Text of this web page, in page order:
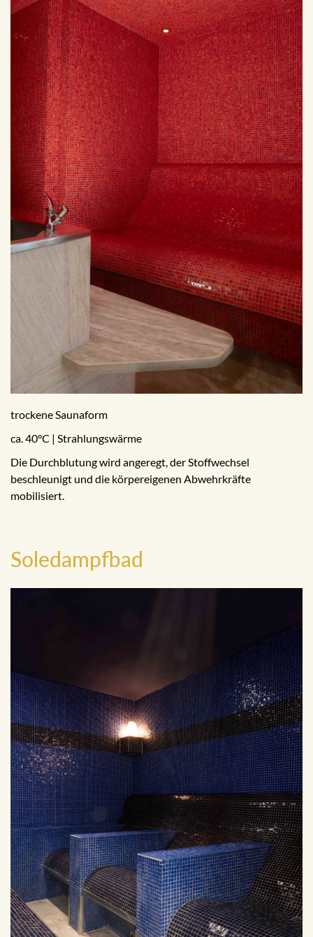
trockene Saunaform
ca. 40°C | Strahlungswärme
Die Durchblutung wird angeregt, der Stoffwechsel
beschleunigt und die körpereigenen Abwehrkräfte
mobilisiert.
Soledampfbad